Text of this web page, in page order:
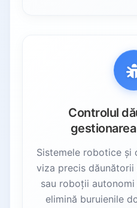
Controlul
Sistemele robotice și
viza precis dăunătorii
sau roboții
elimină buruienile